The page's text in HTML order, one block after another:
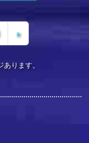
»
ります。